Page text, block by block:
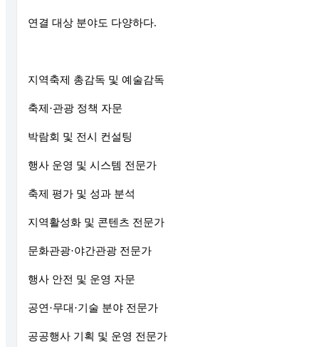
연결 대상 분야도 다양하다.
지역축제 총감독 및 예술감독
축제·관광 정책 자문
박람회 및 전시 컨설팅
행사 운영 및 시스템 전문가
축제 평가 및 성과 분석
지역활성화 및 콘텐츠 전문가
문화관광·야간관광 전문가
행사 안전 및 운영 자문
공연·무대·기술 분야 전문가
공공행사 기획 및 운영 전문가